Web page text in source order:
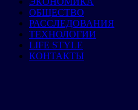
ОБЩЕСТВО
РАССЛЕДОВАНИЯ
ТЕХНОЛОГИИ
LIFE STYLE
КОНТАКТЫ